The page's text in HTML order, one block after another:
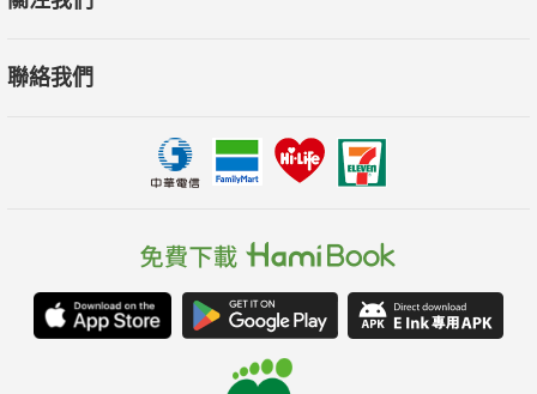
聯絡我們